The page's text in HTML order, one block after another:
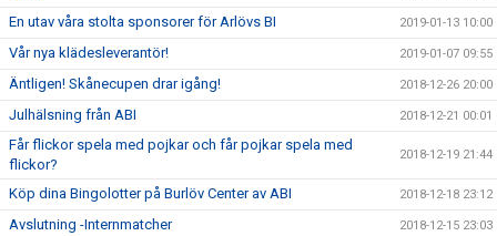
En utav våra stolta sponsorer för Arlövs BI 2019-01-13 10:00
Vår nya klädesleverantör! 2019-01-07 09:55
Äntligen! Skånecupen drar igång! 2018-12-26 20:00
Julhälsning från ABI 2018-12-21 00:01
Får flickor spela med pojkar och får pojkar spela med
flickor?
2018-12-19 21:44
Köp dina Bingolotter på Burlöv Center av ABI 2018-12-18 23:12
Avslutning -Internmatcher 2018-12-15 23:03